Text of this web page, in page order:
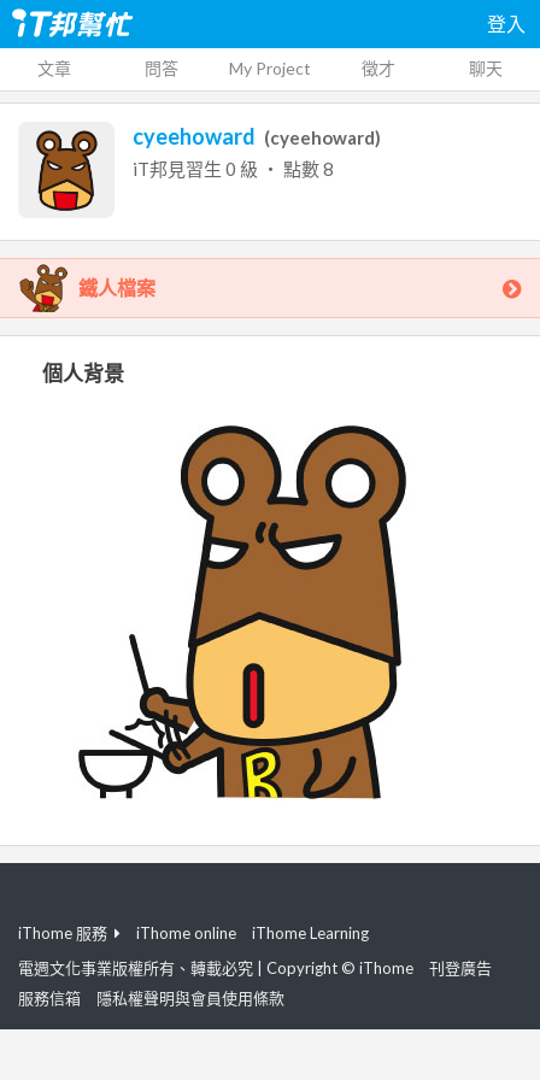
登入
文章 問答 My Project 徵才 聊天
cyeehoward (cyeehoward)
iT邦見習生 0 級 ‧ 點數8
鐵人檔案
個人背景
iThome 服務 iThome online
iThome Learning
電週文化事業版權所有、轉載必究 | Copyright © iThome
刊登廣告
服務信箱
隱私權聲明與會員使用條款